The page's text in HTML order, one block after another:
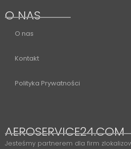
O NAS
O nas
Kontakt
Polityka Prywatności
AEROSERVICE24.COM
Jesteśmy partnerem dla firm